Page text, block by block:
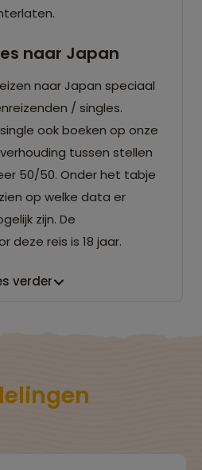
naar Japan
naar Japan speciaal
/ singles.
ook boeken op onze
tussen stellen
50/50. Onder het tabje
op welke data er
zijn. De
deze reis is 18 jaar.
verder